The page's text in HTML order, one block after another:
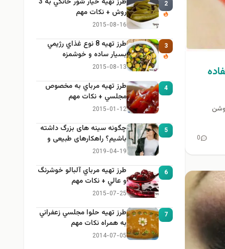
0
2
روش + نكات مهم
2015-08-16
3
طرز تهيه 8 نوع غذاي رژيمي
بسيار ساده و خوشمزه
2015-08-13
4
طرز تهيه مرباي به مخصوص
مجلسي + نكات مهم
2015-01-12
5
چگونه سینه های بزرگ داشته
باشیم؟ راهکارهای طبیعی و
خانگی برای بزرگ کردن سینه
2019-04-19
6
طرز تهيه مرباي آلبالو خوشرنگ
و عالي + نكات مهم
2015-07-25
7
طرز تهيه حلوا مجلسي زعفراني
به همراه نكات مهم
2014-07-05